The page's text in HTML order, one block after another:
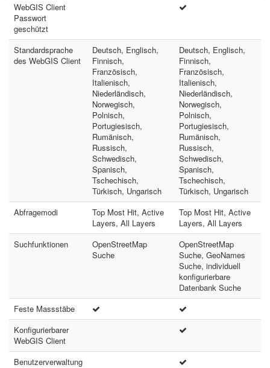
WebGIS Client
Passwort
geschützt
Standardsprache
des WebGIS Client
Deutsch, Englisch,
Finnisch,
Französisch,
Italienisch,
Niederländisch,
Norwegisch,
Polnisch,
Portugiesisch,
Rumänisch,
Russisch,
Schwedisch,
Spanisch,
Tschechisch,
Türkisch, Ungarisch
Deutsch, Englisch,
Finnisch,
Französisch,
Italienisch,
Niederländisch,
Norwegisch,
Polnisch,
Portugiesisch,
Rumänisch,
Russisch,
Schwedisch,
Spanisch,
Tschechisch,
Türkisch, Ungarisch
Abfragemodi
Top Most Hit, Active
Layers, All Layers
Top Most Hit, Active
Layers, All Layers
Suchfunktionen
OpenStreetMap
Suche
OpenStreetMap
Suche, GeoNames
Suche, individuell
konfigurierbare
Datenbank Suche
Feste Massstäbe
Konfigurierbarer
WebGIS Client
Benutzerverwaltung